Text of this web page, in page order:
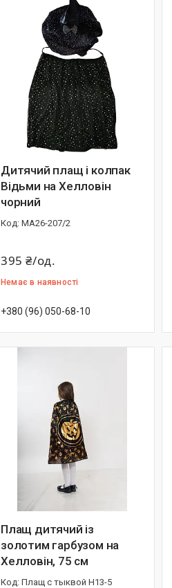
Дитячий плащ і колпак
Відьми на Хелловін
чорний
МА26-207/2
395 ₴/од.
Немає в наявності
+380 (96) 050-68-10
Плащ дитячий із
золотим гарбузом на
Хелловін, 75 см
Плащ с тыквой Н13-5